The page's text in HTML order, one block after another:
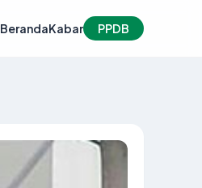
BerandaKabar PPDB